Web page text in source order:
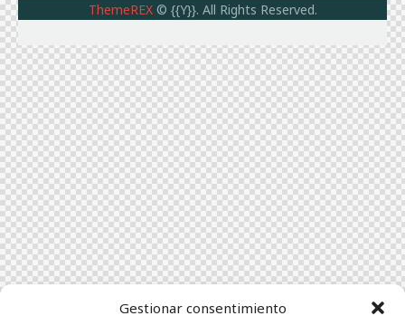
Gestionar consentimiento
ThemeREX© {{Y}}. All Rights Reserved.